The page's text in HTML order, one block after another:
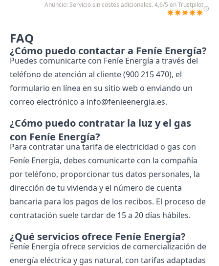
Anuncio: Servicio sin costes adicionales. 4,6/5 en Trustpilot
✴️✴️✴️✴️✴️
FAQ
¿Cómo puedo contactar a Feníe Energía?
Puedes comunicarte con Feníe Energía a través del
teléfono de atención al cliente (900 215 470), el
formulario en línea en su sitio web o enviando un
correo electrónico a info@fenieenergia.es.
¿Cómo puedo contratar la luz y el gas
con Feníe Energía?
Para contratar una tarifa de electricidad o gas con
Feníe Energía, debes comunicarte con la compañía
por teléfono, proporcionar tus datos personales, la
dirección de tu vivienda y el número de cuenta
bancaria para los pagos de los recibos. El proceso de
contratación suele tardar de 15 a 20 días hábiles.
¿Qué servicios ofrece Feníe Energía?
Feníe Energía ofrece servicios de comercialización de
energía eléctrica y gas natural, con tarifas adaptadas